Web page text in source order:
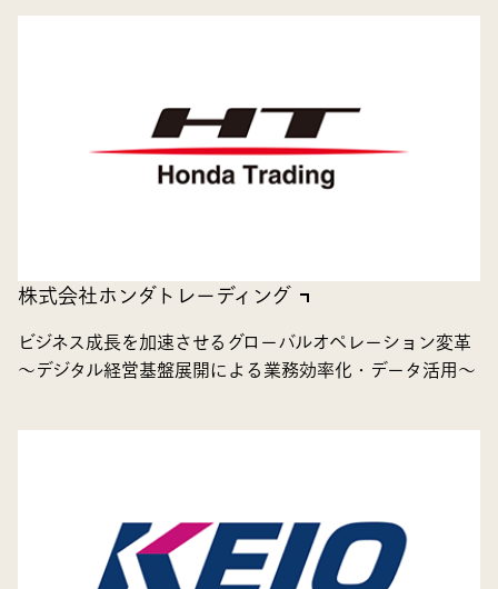
株式会社ホンダトレーディング
ビジネス成長を加速させるグローバルオペレーション変革
～デジタル経営基盤展開による業務効率化・データ活用～